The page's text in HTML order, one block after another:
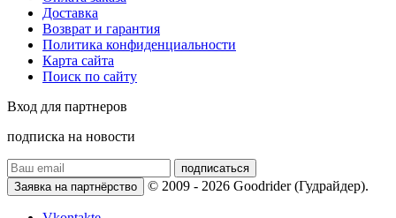
Доставка
Возврат и гарантия
Политика конфиденциальности
Карта сайта
Поиск по сайту
Вход для партнеров
подписка на новости
подписаться
Заявка на партнёрство
© 2009 - 2026 Goodrider (Гудрайдер).